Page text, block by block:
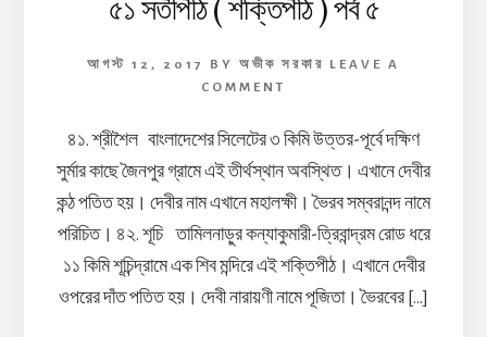
৫১ সতীপীঠ ( শক্তিপীঠ ) পর্ব ৫
আগস্ট 12, 2017 BY অভীক সরকার
LEAVE A
COMMENT
৪১. শ্রীশৈল বাংলাদেশের সিলেটের ৩ কিমি উত্তর-পূর্বে দক্ষিণ
সুর্মার কাছে জৈনপুর গ্রামে এই তীর্থস্থান অবস্থিত। এখানে দেবীর
কন্ঠ পতিত হয়। দেবীর নাম এখানে মহালক্ষী। ভৈরব সম্বরানন্দ নামে
পরিচিত। ৪২. শূচি তামিলনাড়ুর কন্যাকুমারী-ত্রিবান্দ্রম রোড ধরে
১১ কিমি শূচিন্দ্রামে এক শিব মন্দিরে এই শক্তিপীঠ। এখানে দেবীর
ওপরের দাঁত পতিত হয়। দেবী নারায়ণী নামে পূজিতা। ভৈরবের […]